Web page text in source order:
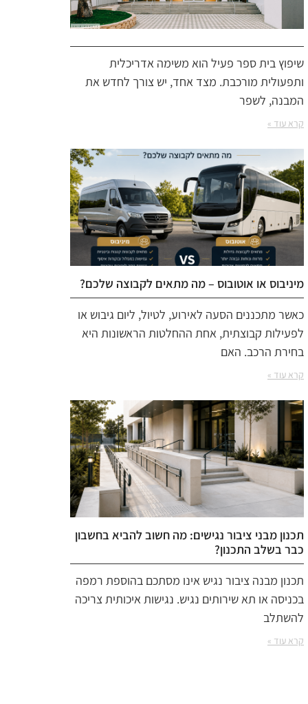
שיפוץ בית ספר פעיל הוא משימה אדריכלית
ותפעולית מורכבת. מצד אחד, יש צורך לחדש את
המבנה, לשפר
קרא עוד »
מיניבוס או אוטובוס – מה מתאים לקבוצה שלכם?
כאשר מתכננים הסעה לאירוע, לטיול, ליום גיבוש או
לפעילות קבוצתית, אחת ההחלטות הראשונות היא
בחירת הרכב. האם
קרא עוד »
תכנון מבני ציבור נגישים: מה חשוב להביא בחשבון
כבר בשלב התכנון?
תכנון מבנה ציבור נגיש אינו מסתכם בהוספת רמפה
בכניסה או תא שירותים נגיש. נגישות איכותית צריכה
להשתלב
קרא עוד »